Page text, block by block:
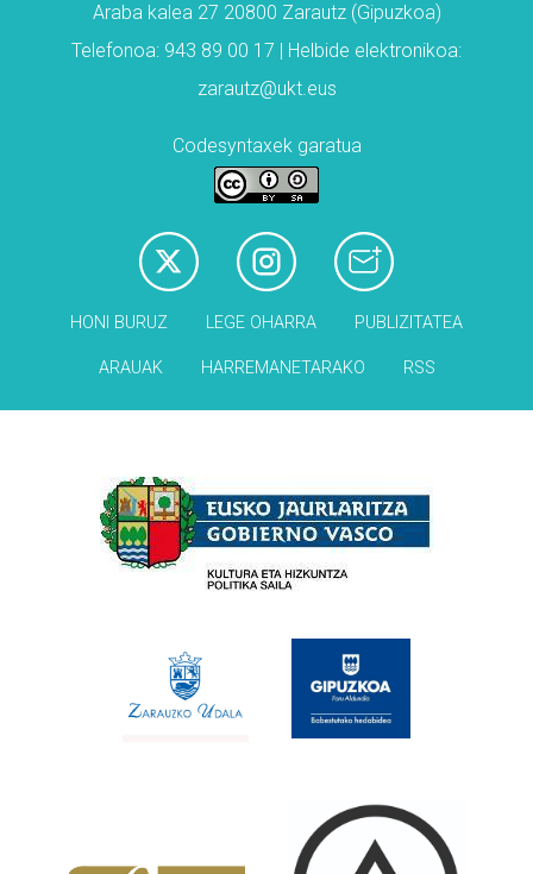
Araba kalea 27 20800 Zarautz (Gipuzkoa)
Telefonoa: 943 89 00 17 | Helbide elektronikoa:
zarautz@ukt.eus
Codesyntaxek garatua
HONI BURUZ LEGE OHARRA PUBLIZITATEA
ARAUAK HARREMANETARAKO RSS